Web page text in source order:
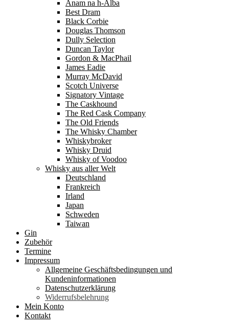
Anam na h-Alba
Best Dram
Black Corbie
Douglas Thomson
Dully Selection
Duncan Taylor
Gordon & MacPhail
James Eadie
Murray McDavid
Scotch Universe
Signatory Vintage
The Caskhound
The Red Cask Company
The Old Friends
The Whisky Chamber
Whiskybroker
Whisky Druid
Whisky of Voodoo
Whisky aus aller Welt
Deutschland
Frankreich
Irland
Japan
Schweden
Taiwan
Gin
Zubehör
Termine
Impressum
Allgemeine Geschäftsbedingungen und
Kundeninformationen
Datenschutzerklärung
Widerrufsbelehrung
Mein Konto
Kontakt